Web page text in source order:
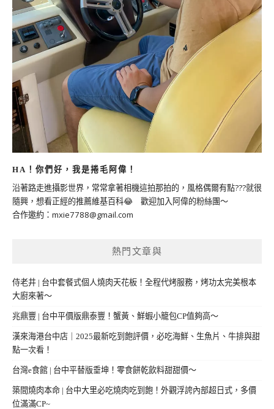
HA！你們好，我是捲毛阿偉！
沿著路走進攝影世界，常常拿著相機這拍那拍的，風格偶爾有點???就很
隨興，想看正經的推薦維基百科😂 歡迎加入阿偉的粉絲團～
合作邀約： mxie7788@gmail.com
熱門文章與
侍老井 | 台中套餐式個人燒肉天花板！全程代烤服務，烤功太完美根本
大廚來著～
兆鼎豐 | 台中平價版鼎泰豐！蟹黃、鮮蝦小籠包CP值夠高～
漢來海港台中店｜2025最新吃到飽評價，必吃海鮮、生魚片、牛排與甜
點一次看！
台灣e食館 | 台中平替版垂坤！零食餅乾飲料甜甜價～
築間燒肉本命 | 台中大里必吃燒肉吃到飽！外觀浮誇內部超日式，多價
位滿滿CP~